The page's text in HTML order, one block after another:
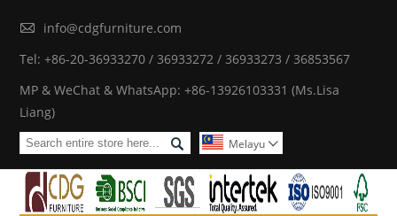

info@cdgfurniture.com
Tel: +86-20-36933270 / 36933272 / 36933273 / 36853567
MP & WeChat & WhatsApp: +86-13926103331 (Ms.Lisa
Liang)
 Melayu 